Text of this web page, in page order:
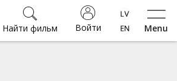
Menu
Войти
Найти фильм